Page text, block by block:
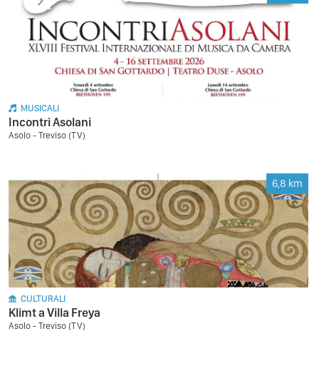
MUSICALI
Incontri Asolani
Asolo - Treviso (TV)
6,8 km
CULTURALI
Klimt a Villa Freya
Asolo - Treviso (TV)